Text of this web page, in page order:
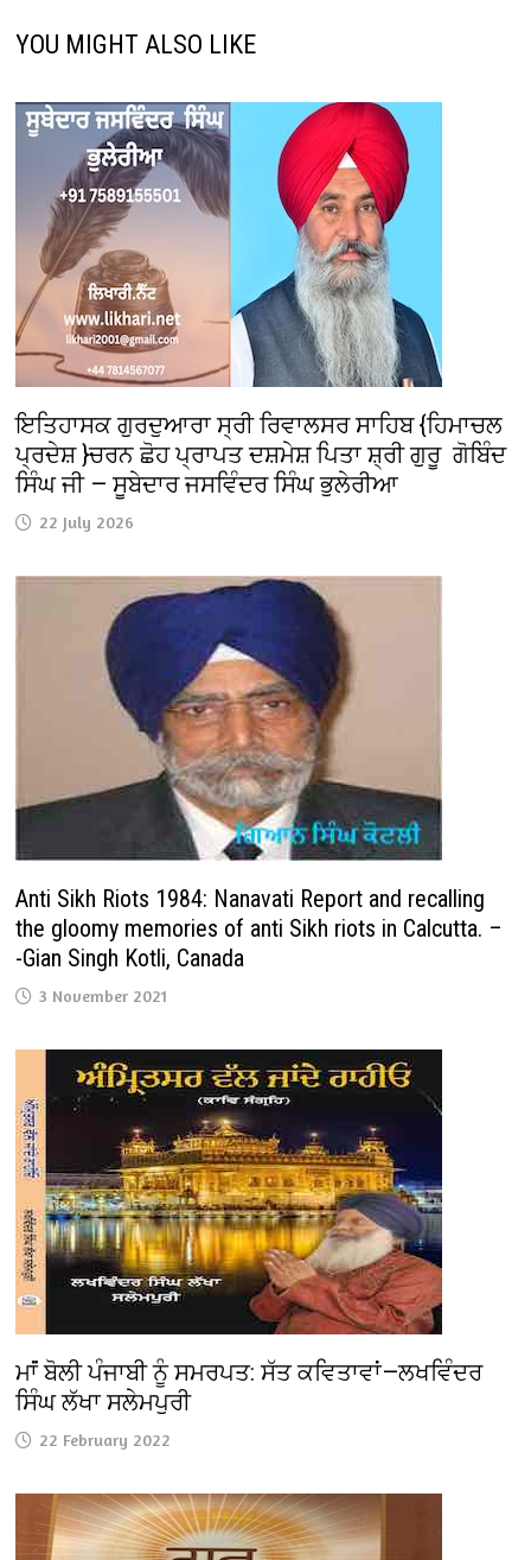
YOU MIGHT ALSO LIKE
ਇਤਿਹਾਸਕ ਗੁਰਦੁਆਰਾ ਸ੍ਰੀ ਰਿਵਾਲਸਰ ਸਾਹਿਬ {ਹਿਮਾਚਲ
ਪ੍ਰਦੇਸ਼ }ਚਰਨ ਛੋਹ ਪ੍ਰਾਪਤ ਦਸ਼ਮੇਸ਼ ਪਿਤਾ ਸ਼੍ਰੀ ਗੁਰੂ ਗੋਬਿੰਦ
ਸਿੰਘ ਜੀ — ਸੂਬੇਦਾਰ ਜਸਵਿੰਦਰ ਸਿੰਘ ਭੁਲੇਰੀਆ
22 July 2026
Anti Sikh Riots 1984: Nanavati Report and recalling
the gloomy memories of anti Sikh riots in Calcutta. –
-Gian Singh Kotli, Canada
3 November 2021
ਮਾਂਂ ਬੋਲੀ ਪੰਜਾਬੀ ਨੂੰ ਸਮਰਪਤ: ਸੱਤ ਕਵਿਤਾਵਾਂ—ਲਖਵਿੰਦਰ
ਸਿੰਘ ਲੱਖਾ ਸਲੇਮਪੁਰੀ
22 February 2022